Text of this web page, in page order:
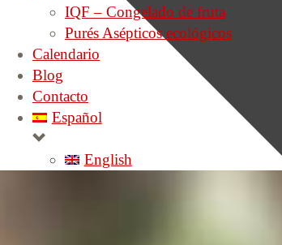
IQF – Congelado de fruta
Purés Asépticos ecológicos
Calendario
Blog
Contacto
Español
English